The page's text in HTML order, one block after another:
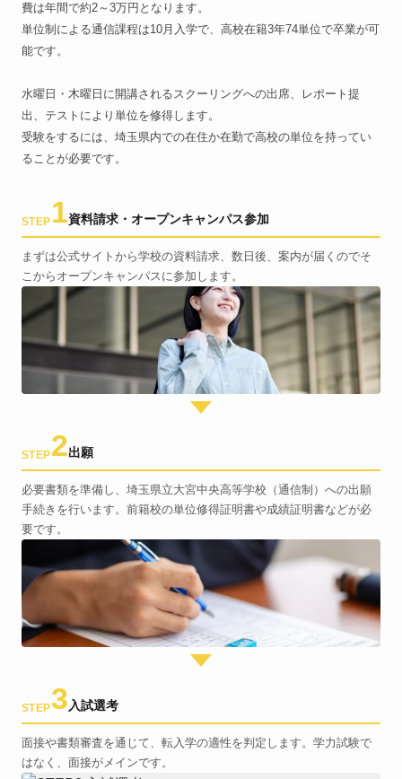
費は年間で約2～3万円となります。
単位制による通信課程は10月入学で、高校在籍3年74単位で卒業が可
能です。
水曜日・木曜日に開講されるスクーリングへの出席、レポート提
出、テストにより単位を修得します。
受験をするには、埼玉県内での在住か在勤で高校の単位を持ってい
ることが必要です。
STEP 1資料請求・オープンキャンパス参加
まずは公式サイトから学校の資料請求、数日後、案内が届くのでそ
こからオープンキャンパスに参加します。
STEP2出願
必要書類を準備し、埼玉県立大宮中央高等学校（通信制）への出願
手続きを行います。前籍校の単位修得証明書や成績証明書などが必
要です。
STEP3 入試選考
面接や書類審査を通じて、転入学の適性を判定します。学力試験で
はなく、面接がメインです。